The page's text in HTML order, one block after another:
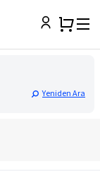
Yeniden Ara